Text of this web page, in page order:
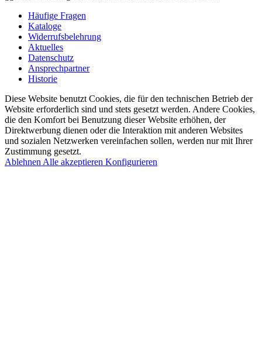
Häufige Fragen
Kataloge
Widerrufsbelehrung
Aktuelles
Datenschutz
Ansprechpartner
Historie
Diese Website benutzt Cookies, die für den technischen Betrieb der
Website erforderlich sind und stets gesetzt werden. Andere Cookies,
die den Komfort bei Benutzung dieser Website erhöhen, der
Direktwerbung dienen oder die Interaktion mit anderen Websites
und sozialen Netzwerken vereinfachen sollen, werden nur mit Ihrer
Zustimmung gesetzt.
Ablehnen Alle akzeptieren Konfigurieren